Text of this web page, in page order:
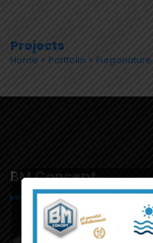
Projects
Home Portfolio Furgonature
BM Concept